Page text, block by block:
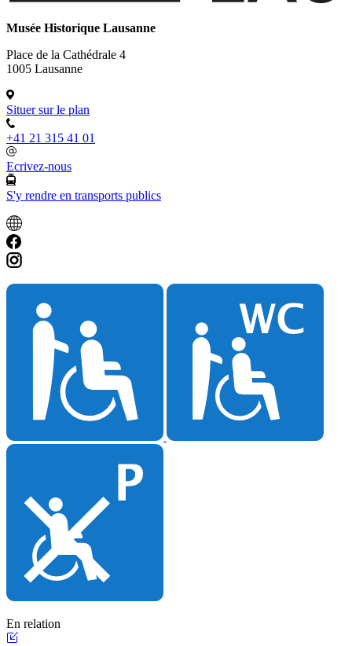
Musée Historique Lausanne
Place de la Cathédrale 4
1005 Lausanne
Situer sur le plan
+41 21 315 41 01
Ecrivez-nous
S'y rendre en transports publics
En relation